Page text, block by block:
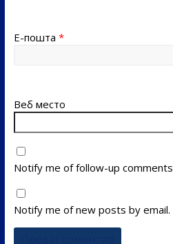
Е-пошта *
Веб место
Notify me of follow-up
Notify me of new posts by email.